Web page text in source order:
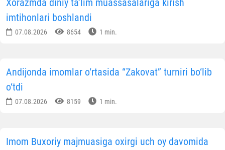
Xorazmda diniy ta’lim muassasalariga kirish
imtihonlari boshlandi
07.08.2026 8654 1 min.
Andijonda imomlar o‘rtasida “Zakovat” turniri bo‘lib
o‘tdi
07.08.2026 8159 1 min.
Imom Buxoriy majmuasiga oxirgi uch oy davomida